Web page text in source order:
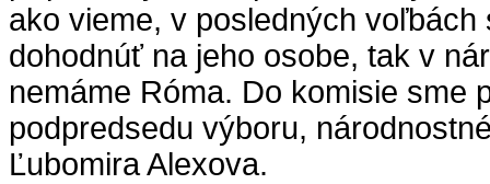
ako vieme, v posledných voľbách
dohodnúť na jeho osobe, tak v
nemáme Róma. Do komisie sme
podpredsedu výboru,
Ľubomira Alexova.